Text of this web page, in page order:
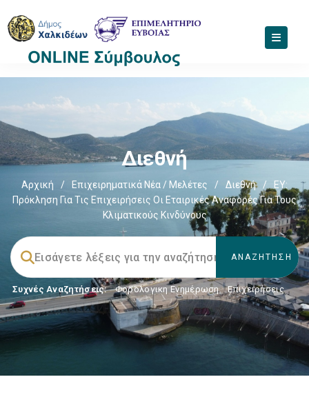
Διεθνή
Αρχική / Επιχειρηματικά Νέα / Μελέτες / Διεθνή /
EY:
Πρόκληση Για Τις Επιχειρήσεις Οι Εταιρικές Αναφορές Για Τους
Κλιματικούς Κινδύνους
Συχνές Αναζητήσεις: Φορολογικη Ενημέρωση, Επιχειρήσεις